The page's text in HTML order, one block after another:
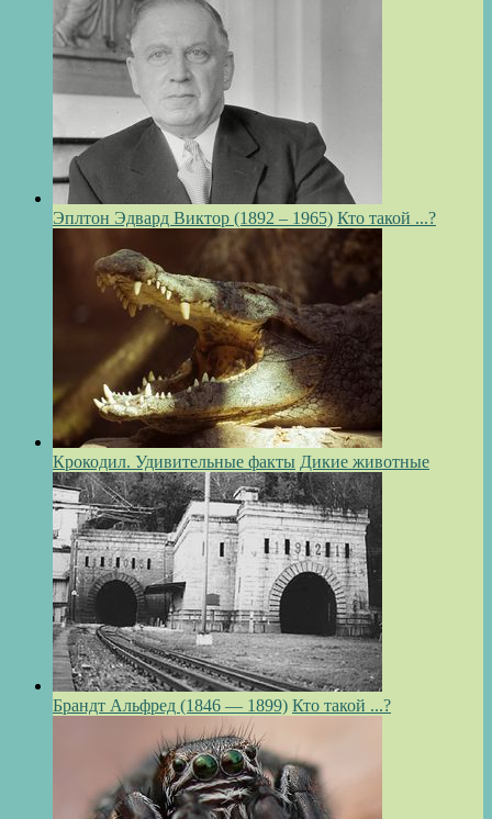
Эплтон Эдвард Виктор (1892 – 1965) Кто такой ...?
Крокодил. Удивительные факты Дикие животные
Брандт Альфред (1846 — 1899) Кто такой ...?